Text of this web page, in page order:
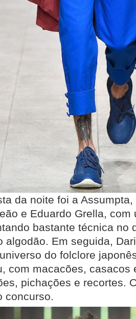
da noite foi a
e Eduardo Grella, com
bastante técnica no
algodão. Em seguida,
do folclore
com macacões, casacos
pichações e recortes.
concurso.